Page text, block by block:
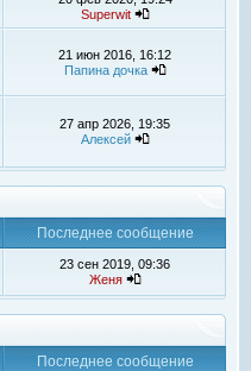
Superwit
21 июн 2016, 16:12
Папина дочка
27 апр 2026, 19:35
Алексей
Последнее сообщение
23 сен 2019, 09:36
Женя
Последнее сообщение